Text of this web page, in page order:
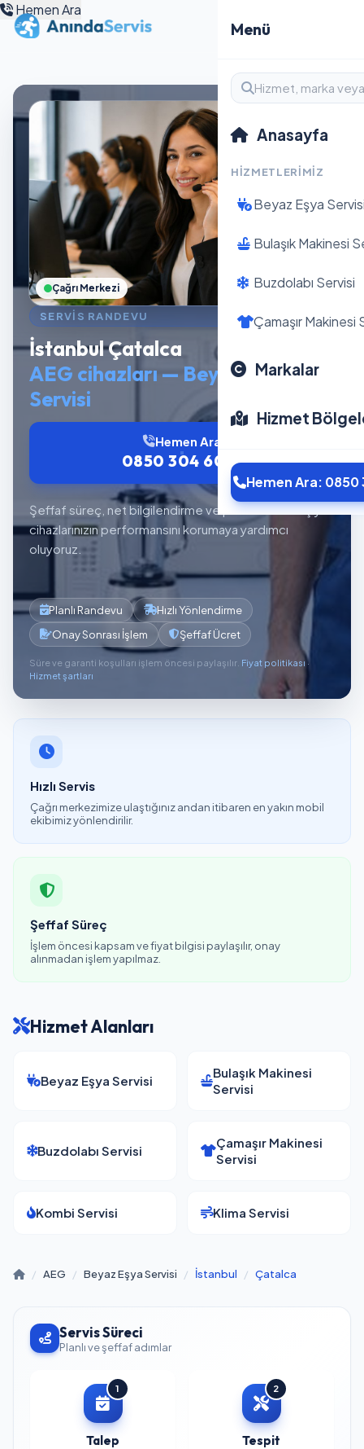
Menü
Anasayfa
HIZMETLERIMIZ
Beyaz Eşya
Bulaşık Makinesi
Buzdolabı Servisi
Çamaşır Makinesi
Markalar
Hizmet
Hemen Ara: 0850
Hemen Ara
SERVIS RANDEVU
İstanbul Çatalca
AEG cihazları — Beyaz Eşya
Servisi
Şeffaf süreç, net bilgilendirme ve planlı servis akışıyla
cihazlarınızın performansını korumaya yardımcı
oluyoruz.
Hemen Ara
0850 304 6012
Planlı Randevu
Hızlı Yönlendirme
Onay Sonrası İşlem
Şeffaf Ücret
Süre ve garanti koşulları işlem öncesi paylaşılır. Fiyat politikası ·
Hizmet şartları
Çağrı Merkezi
Hızlı Servis
Çağrı merkezimize ulaştığınız andan itibaren en yakın mobil
ekibimiz yönlendirilir.
Şeffaf Süreç
İşlem öncesi kapsam ve fiyat bilgisi paylaşılır, onay
alınmadan işlem yapılmaz.
Hizmet Alanları
Beyaz Eşya Servisi
Bulaşık Makinesi
Servisi
Buzdolabı Servisi
Çamaşır Makinesi
Servisi
Kombi Servisi Klima Servisi
/ AEG / Beyaz Eşya Servisi / İstanbul / Çatalca
Servis Süreci
Planlı ve şeffaf adımlar
1
Talep
2
Tespit